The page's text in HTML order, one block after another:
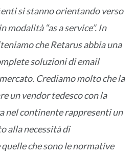
si stanno orientando verso
modalità “as a service”. In
che Retarus abbia una
soluzioni di email
Crediamo molto che la
un vendor tedesco con la
continente rappresenti un
alla necessità di
che sono le normative